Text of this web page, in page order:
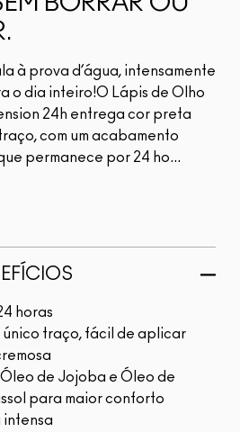
à prova d’água, intensamente
o dia inteiro!O Lápis de Olho
24h entrega cor preta
com um acabamento
permanece por 24 ho...
horas
único traço, fácil de aplicar
de Jojoba e Óleo de
para maior conforto